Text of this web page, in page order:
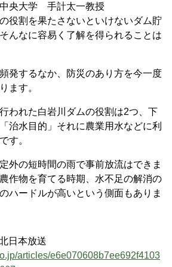
中央大学 手計太一教授
役割を果たさないといけないダム貯
んなに容易く了解を得られることは
発するなか、防災のあり方を今一度
ます。
われた白岩川ダムの役割は2つ、下
治水目的」それに農業用水などに利
す。
外の短時間の雨で事前放流はできま
作物を育てる時期、水不足の解消の
ハードルが高いという側面もありま
日本放送
articles/e6e070608b7ee692f4103